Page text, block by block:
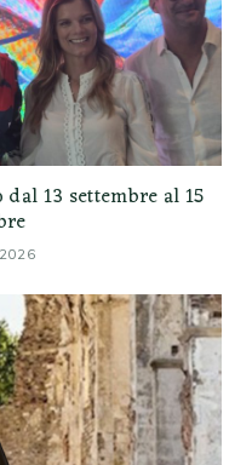
13 settembre al 15